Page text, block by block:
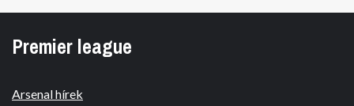
Premier league
Arsenal hírek